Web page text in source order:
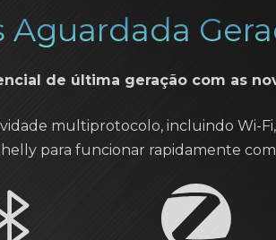
Aguardada
de última geração com as
multiprotocolo, incluindo Wi-
para funcionar rapidamente